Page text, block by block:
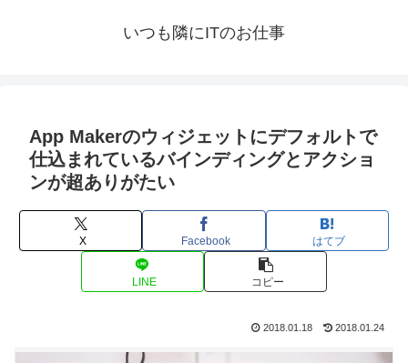
いつも隣にITのお仕事
App Makerのウィジェットにデフォルトで
仕込まれているバインディングとアクショ
ンが超ありがたい
X Facebook はてブ
LINE コピー
2018.01.18 2018.01.24